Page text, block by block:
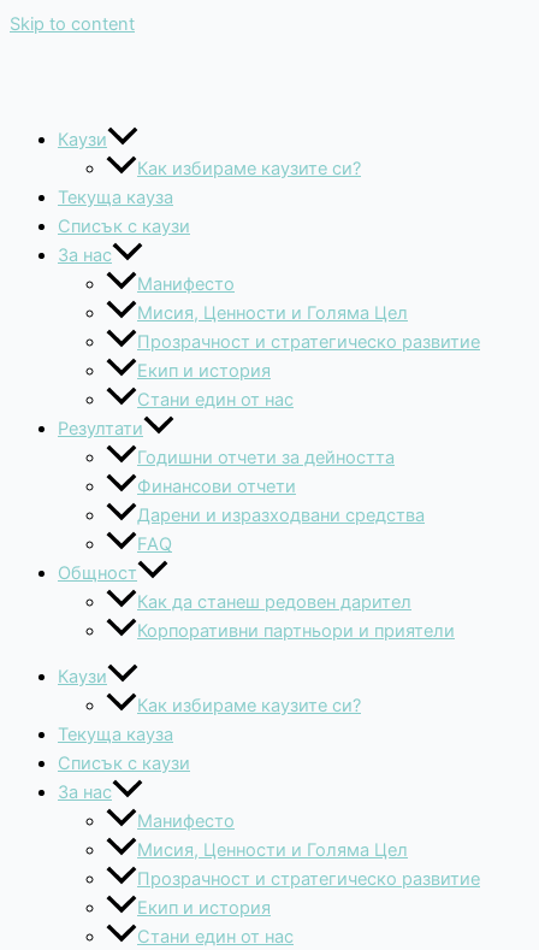
Skip to content
Каузи
Как избираме каузите си?
Текуща кауза
Списък с каузи
За нас
Манифесто
Мисия, Ценности и Голяма Цел
Прозрачност и стратегическо развитие
Екип и история
Стани един от нас
Резултати
Годишни отчети за дейността
Финансови отчети
Дарени и изразходвани средства
FAQ
Общност
Как да станеш редовен дарител
Корпоративни партньори и приятели
Каузи
Как избираме каузите си?
Текуща кауза
Списък с каузи
За нас
Манифесто
Мисия, Ценности и Голяма Цел
Прозрачност и стратегическо развитие
Екип и история
Стани един от нас